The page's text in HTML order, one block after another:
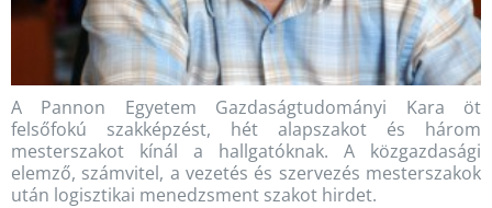
A Pannon Egyetem Gazdaságtudományi Kara öt
felsőfokú szakképzést, hét alapszakot és három
mesterszakot kínál a hallgatóknak. A közgazdasági
elemző, számvitel, a vezetés és szervezés mesterszakok
után logisztikai menedzsment szakot hirdet.